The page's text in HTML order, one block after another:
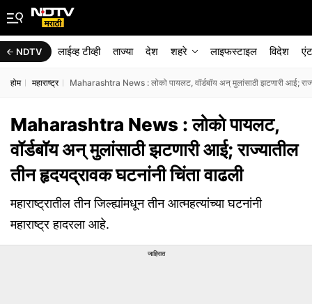
NDTV लाईव्ह टीव्ही ताज्या देश शहरे लाइफस्टाइल विदेश
होम महाराष्ट्र Maharashtra News : लोको पायलट, वॉर्डबॉय अन् मुलांसाठी झटणारी आई;
Maharashtra News : लोको पायलट,
वॉर्डबॉय अन् मुलांसाठी झटणारी आई; राज्यातील
तीन हृदयद्रावक घटनांनी चिंता वाढली
महाराष्ट्रातील तीन जिल्ह्यांमधून तीन आत्महत्यांच्या घटनांनी
महाराष्ट्र हादरला आहे.
जाहिरात